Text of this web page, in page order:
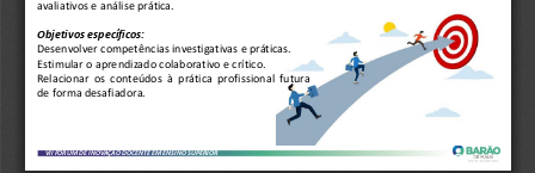
VII FÓRUM DE INOVAÇÃO DOCENTE EM ENSINO SUPERIOR
avaliativos e análise prática
Objetivos específicos:
Desenvolver competências investigativas epráticas.
Estimular o aprendizado colaborativo ecrítico.
Relacionar os conteúdos à prática profissional futura
de forma desafiadora.